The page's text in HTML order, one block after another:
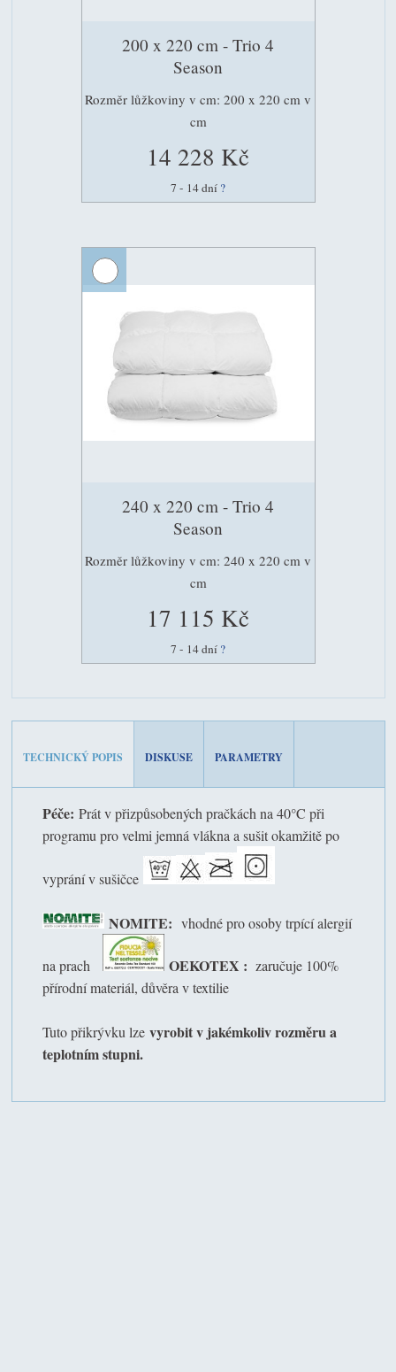
200 x 220 cm - Trio 4
Season
Rozměr lůžkoviny v cm: 200 x 220 cm v
cm
14 228 Kč
7 - 14 dní ?
240 x 220 cm - Trio 4
Season
Rozměr lůžkoviny v cm: 240 x 220 cm v
cm
17 115 Kč
7 - 14 dní ?
TECHNICKÝ POPIS DISKUSE PARAMETRY
Péče: Prát v přizpůsobených pračkách na 40°C při
programu pro velmi jemná vlákna a sušit okamžitě po
vyprání v sušičce
NOMITE: vhodné pro osoby trpící alergií
na prach OEKOTEX : zaručuje 100%
přírodní materiál, důvěra v textilie
Tuto přikrývku lzevyrobit v jakémkoliv rozměru a
teplotním stupni.